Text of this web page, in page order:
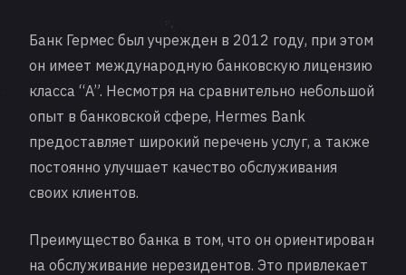
Банк Гермес был учрежден в 2012 году, при этом
он имеет международную банковскую лицензию
класса “A”. Несмотря на сравнительно небольшой
опыт в банковской сфере, Hermes Bank
предоставляет широкий перечень услуг, а также
постоянно улучшает качество обслуживания
своих клиентов.
Преимущество банка в том, что он ориентирован
на обслуживание нерезидентов. Это привлекает